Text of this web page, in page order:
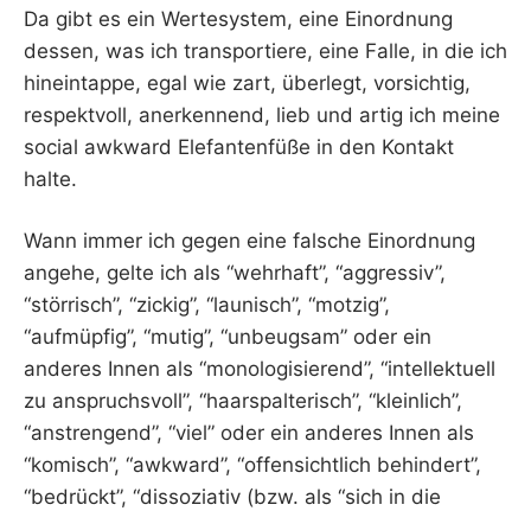
Da gibt es ein Wertesystem, eine Einordnung
dessen, was ich transportiere, eine Falle, in die ich
hineintappe, egal wie zart, überlegt, vorsichtig,
respektvoll, anerkennend, lieb und artig ich meine
social awkward Elefantenfüße in den Kontakt
halte.
Wann immer ich gegen eine falsche Einordnung
angehe, gelte ich als “wehrhaft”, “aggressiv”,
“störrisch”, “zickig”, “launisch”, “motzig”,
“aufmüpfig”, “mutig”, “unbeugsam” oder ein
anderes Innen als “monologisierend”, “intellektuell
zu anspruchsvoll”, “haarspalterisch”, “kleinlich”,
“anstrengend”, “viel” oder ein anderes Innen als
“komisch”, “awkward”, “offensichtlich behindert”,
“bedrückt”, “dissoziativ (bzw. als “sich in die